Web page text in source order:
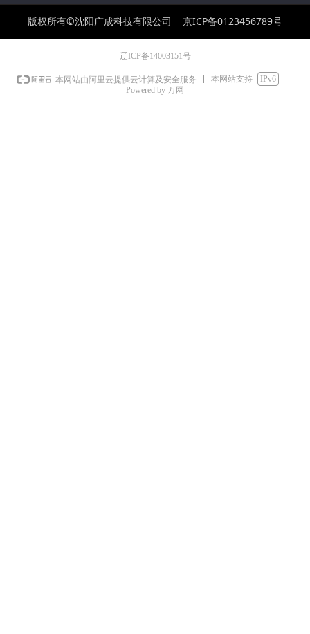
版权所有©沈阳广成科技有限公司 京ICP备0123456789号
辽ICP备14003151号
本网站由阿里云提供云计算及安全服务 本网站支持
IPv6
Powered by 万网